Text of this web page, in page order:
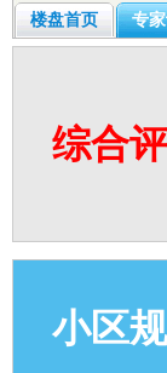
楼盘首页 专
综合
小区